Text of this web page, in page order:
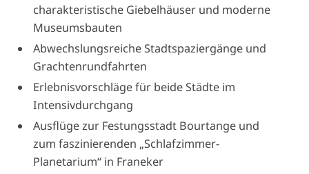
charakteristische Giebelhäuser und moderne
Museumsbauten
Abwechslungsreiche Stadtspaziergänge und
Grachtenrundfahrten
Erlebnisvorschläge für beide Städte im
Intensivdurchgang
Ausflüge zur Festungsstadt Bourtange und
zum faszinierenden „Schlafzimmer-
Planetarium“ in Franeker